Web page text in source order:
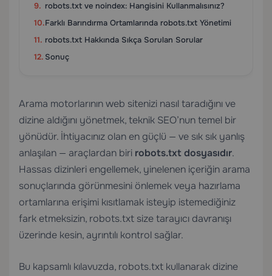
robots.txt ve noindex: Hangisini Kullanmalısınız?
Farklı Barındırma Ortamlarında robots.txt Yönetimi
robots.txt Hakkında Sıkça Sorulan Sorular
Sonuç
Arama motorlarının web sitenizi nasıl taradığını ve
dizine aldığını yönetmek, teknik SEO’nun temel bir
yönüdür. İhtiyacınız olan en güçlü — ve sık sık yanlış
anlaşılan — araçlardan biri robots.txt dosyasıdır.
Hassas dizinleri engellemek, yinelenen içeriğin arama
sonuçlarında görünmesini önlemek veya hazırlama
ortamlarına erişimi kısıtlamak isteyip istemediğiniz
fark etmeksizin, robots.txt size tarayıcı davranışı
üzerinde kesin, ayrıntılı kontrol sağlar.
Bu kapsamlı kılavuzda, robots.txt kullanarak dizine